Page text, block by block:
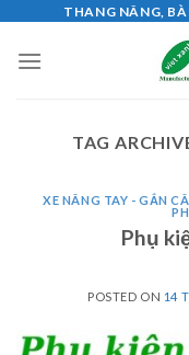
content
THANG NÂNG,
TAG
XE NÂNG TAY - GẮN
Phụ
POSTED ON 14